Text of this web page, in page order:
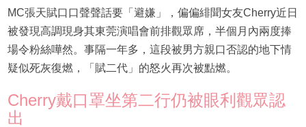
MC張天賦口口聲聲話要「避嫌」，偏偏緋聞女友Cherry近日
被發現高調現身其東莞演唱會前排觀眾席，半個月內兩度捧
場令粉絲嘩然。事隔一年多，這段被男方親口否認的地下情
疑似死灰復燃，「賦二代」的怒火再次被點燃。
Cherry戴口罩坐第二行仍被眼利觀眾認
出